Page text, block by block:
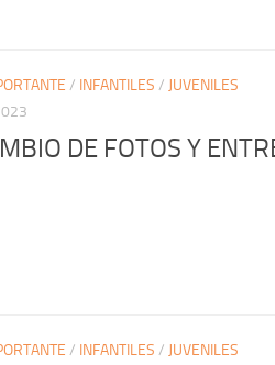
/ INFANTILES / JUVENILES
DE FOTOS Y
/ INFANTILES / JUVENILES